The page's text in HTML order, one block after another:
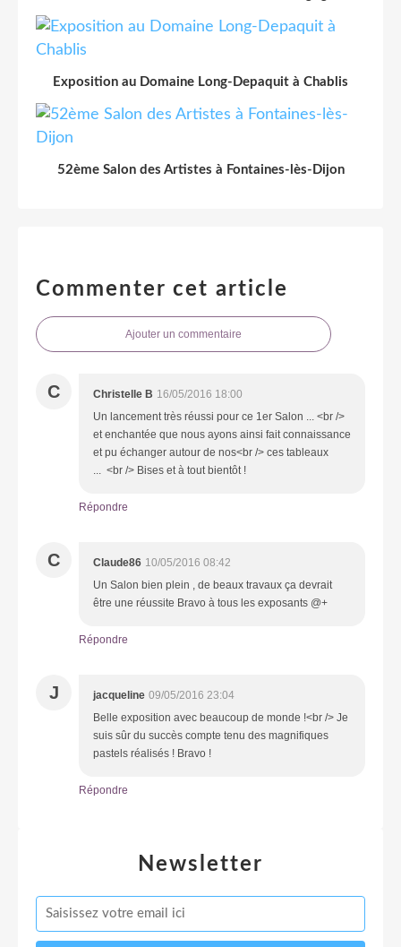
Exposition au Domaine Long-Depaquit à Chablis
52ème Salon des Artistes à Fontaines-lès-Dijon
Commenter cet article
Ajouter un commentaire
C Christelle B 16/05/2016 18:00
Un lancement très réussi pour ce 1er Salon ... <br />
et enchantée que nous ayons ainsi fait connaissance
et pu échanger autour de nos<br /> ces tableaux
... <br /> Bises et à tout bientôt !
Répondre
C Claude86 10/05/2016 08:42
Un Salon bien plein , de beaux travaux ça devrait
être une réussite Bravo à tous les exposants @+
Répondre
J jacqueline 09/05/2016 23:04
Belle exposition avec beaucoup de monde !<br /> Je
suis sûr du succès compte tenu des magnifiques
pastels réalisés ! Bravo !
Répondre
Newsletter